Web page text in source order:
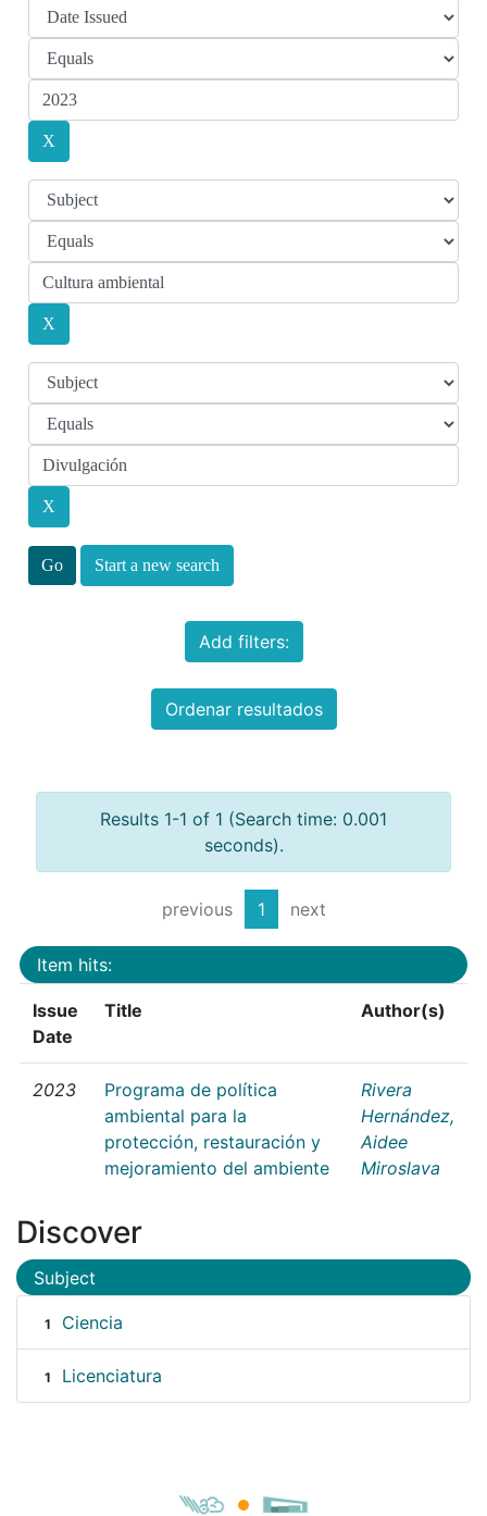
Start a new search
Add filters:
Ordenar resultados
Results 1-1 of 1 (Search time: 0.001
seconds).
previous 1 next
Item hits:
Issue
Date
Title Author(s)
2023
Programa de política
ambiental para la
protección, restauración y
mejoramiento del ambiente
Rivera
Hernández,
Aidee
Miroslava
Discover
Subject
1 Ciencia
1 Licenciatura